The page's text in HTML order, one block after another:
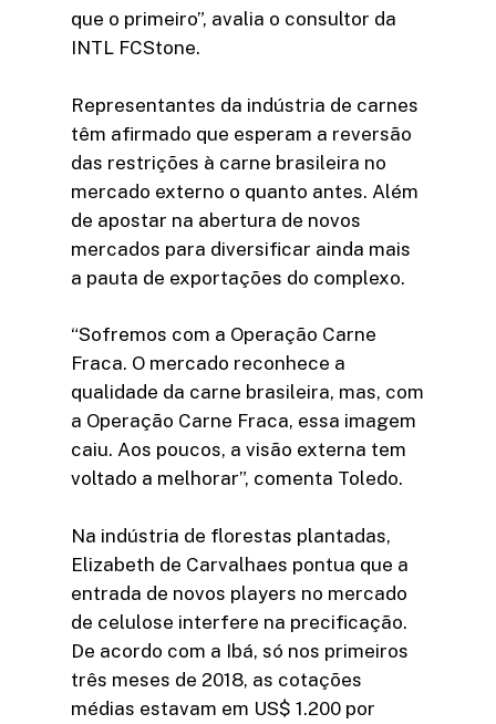
que o primeiro”, avalia o consultor da
INTL FCStone.
Representantes da indústria de carnes
têm afirmado que esperam a reversão
das restrições à carne brasileira no
mercado externo o quanto antes. Além
de apostar na abertura de novos
mercados para diversificar ainda mais
a pauta de exportações do complexo.
“Sofremos com a Operação Carne
Fraca. O mercado reconhece a
qualidade da carne brasileira, mas, com
a Operação Carne Fraca, essa imagem
caiu. Aos poucos, a visão externa tem
voltado a melhorar”, comenta Toledo.
Na indústria de florestas plantadas,
Elizabeth de Carvalhaes pontua que a
entrada de novos players no mercado
de celulose interfere na precificação.
De acordo com a Ibá, só nos primeiros
três meses de 2018, as cotações
médias estavam em US$ 1.200 por